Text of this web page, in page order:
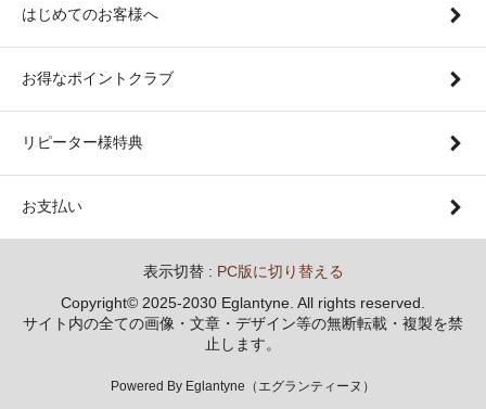
はじめてのお客様へ
お得なポイントクラブ
リピーター様特典
お支払い
表示切替 : PC版に切り替える
Copyright© 2025-2030 Eglantyne. All rights reserved.
サイト内の全ての画像・文章・デザイン等の無断転載・複製を禁
止します。
Powered By Eglantyne（エグランティーヌ）